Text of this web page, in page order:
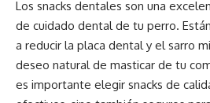
Los snacks dentales son una
de cuidado dental de tu perro.
a reducir la placa dental y el sarro
deseo natural de masticar de tu
es importante elegir snacks de